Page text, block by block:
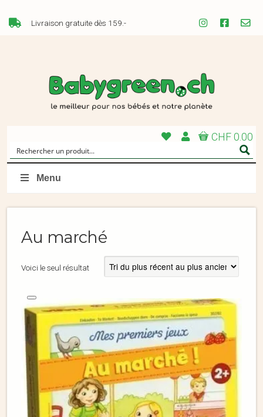
Livraison gratuite dès 159.-
CHF 0.00
Menu
Au marché
Voici le seul résultat